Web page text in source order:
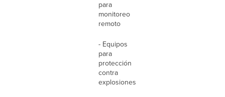
para
monitoreo
remoto
- Equipos
para
protección
contra
explosiones